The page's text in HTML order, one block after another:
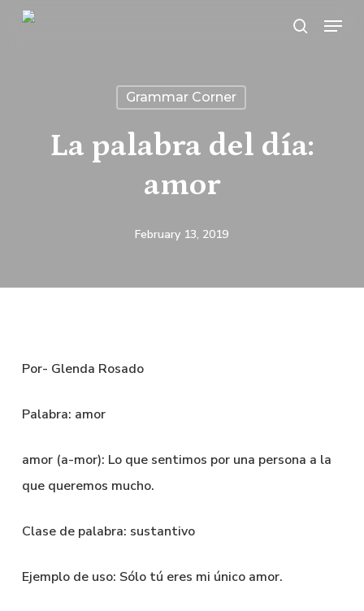
Skip
search
Menu
Grammar Corner
La palabra del día:
amor
February 13, 2019
Por- Glenda Rosado
Palabra: amor
amor (a-mor): Lo que sentimos por una persona a la
que queremos mucho.
Clase de palabra: sustantivo
Ejemplo de uso: Sólo tú eres mi único amor.